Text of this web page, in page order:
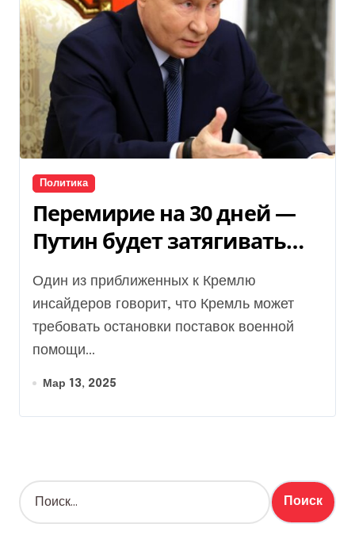
Политика
Перемирие на 30 дней —
Путин будет затягивать
сроки согласования —
Bloomberg
Один из приближенных к Кремлю
инсайдеров говорит, что Кремль может
требовать остановки поставок военной
помощи...
Мар 13, 2025
Н
а